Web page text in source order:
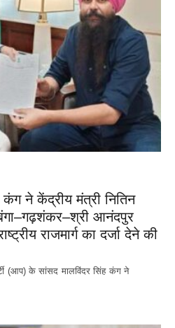
ने केंद्रीय मंत्री नितिन
आनंदपुर
राजमार्ग का दर्जा देने की
(आप) के सांसद मालविंदर सिंह कंग ने